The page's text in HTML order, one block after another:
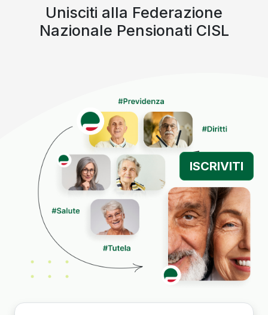
Unisciti alla Federazione
Nazionale Pensionati CISL
ISCRIVITI